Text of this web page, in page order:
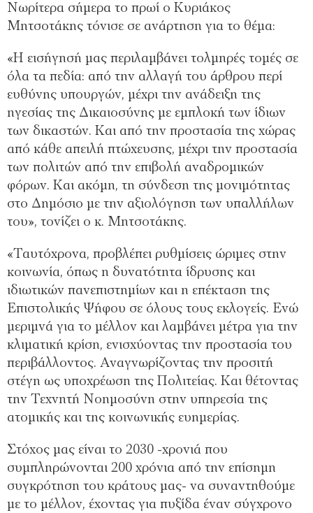
Νωρίτερα σήμερα το πρωί ο Κυριάκος
Μητσοτάκης τόνισε σε ανάρτηση για το θέμα:
«Η εισήγησή μας περιλαμβάνει τολμηρές τομές σε
όλα τα πεδία: από την αλλαγή του άρθρου περί
ευθύνης υπουργών, μέχρι την ανάδειξη της
ηγεσίας της Δικαιοσύνης με εμπλοκή των ίδιων
των δικαστών. Και από την προστασία της χώρας
από κάθε απειλή πτώχευσης, μέχρι την προστασία
των πολιτών από την επιβολή αναδρομικών
φόρων. Και ακόμη, τη σύνδεση της μονιμότητας
στο Δημόσιο με την αξιολόγηση των υπαλλήλων
του», τονίζει ο κ. Μητσοτάκης.
«Ταυτόχρονα, προβλέπει ρυθμίσεις ώριμες στην
κοινωνία, όπως η δυνατότητα ίδρυσης και
ιδιωτικών πανεπιστημίων και η επέκταση της
Επιστολικής Ψήφου σε όλους τους εκλογείς. Ενώ
μεριμνά για το μέλλον και λαμβάνει μέτρα για την
κλιματική κρίση, ενισχύοντας την προστασία του
περιβάλλοντος. Αναγνωρίζοντας την προσιτή
στέγη ως υποχρέωση της Πολιτείας. Και θέτοντας
την Τεχνητή Νοημοσύνη στην υπηρεσία της
ατομικής και της κοινωνικής ευημερίας.
Στόχος μας είναι το 2030 -χρονιά που
συμπληρώνονται 200 χρόνια από την επίσημη
συγκρότηση του κράτους μας- να συναντηθούμε
με το μέλλον, έχοντας για πυξίδα έναν σύγχρονο